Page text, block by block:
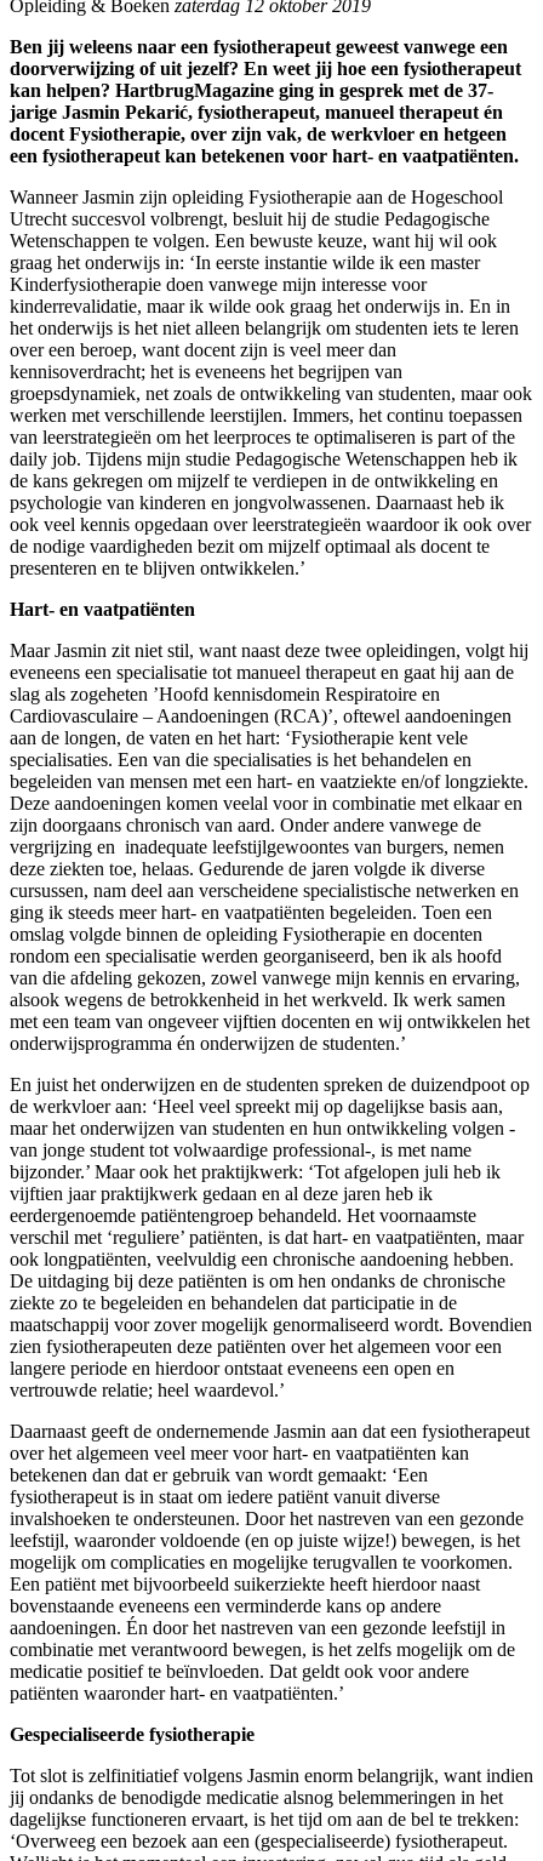
Opleiding & Boeken zaterdag 12 oktober 2019
Ben jij weleens naar een fysiotherapeut geweest vanwege een
doorverwijzing of uit jezelf? En weet jij hoe een fysiotherapeut
kan helpen? HartbrugMagazine ging in gesprek met de 37-
jarige Jasmin Pekarić, fysiotherapeut, manueel therapeut én
docent Fysiotherapie, over zijn vak, de werkvloer en hetgeen
een fysiotherapeut kan betekenen voor hart- en vaatpatiënten.
Wanneer Jasmin zijn opleiding Fysiotherapie aan de Hogeschool
Utrecht succesvol volbrengt, besluit hij de studie Pedagogische
Wetenschappen te volgen. Een bewuste keuze, want hij wil ook
graag het onderwijs in: ‘In eerste instantie wilde ik een master
Kinderfysiotherapie doen vanwege mijn interesse voor
kinderrevalidatie, maar ik wilde ook graag het onderwijs in. En in
het onderwijs is het niet alleen belangrijk om studenten iets te leren
over een beroep, want docent zijn is veel meer dan
kennisoverdracht; het is eveneens het begrijpen van
groepsdynamiek, net zoals de ontwikkeling van studenten, maar ook
werken met verschillende leerstijlen. Immers, het continu toepassen
van leerstrategieën om het leerproces te optimaliseren is part of the
daily job. Tijdens mijn studie Pedagogische Wetenschappen heb ik
de kans gekregen om mijzelf te verdiepen in de ontwikkeling en
psychologie van kinderen en jongvolwassenen. Daarnaast heb ik
ook veel kennis opgedaan over leerstrategieën waardoor ik ook over
de nodige vaardigheden bezit om mijzelf optimaal als docent te
presenteren en te blijven ontwikkelen.’
Hart- en vaatpatiënten
Maar Jasmin zit niet stil, want naast deze twee opleidingen, volgt hij
eveneens een specialisatie tot manueel therapeut en gaat hij aan de
slag als zogeheten ’Hoofd kennisdomein Respiratoire en
Cardiovasculaire – Aandoeningen (RCA)’, oftewel aandoeningen
aan de longen, de vaten en het hart: ‘Fysiotherapie kent vele
specialisaties. Een van die specialisaties is het behandelen en
begeleiden van mensen met een hart- en vaatziekte en/of longziekte.
Deze aandoeningen komen veelal voor in combinatie met elkaar en
zijn doorgaans chronisch van aard. Onder andere vanwege de
vergrijzing en inadequate leefstijlgewoontes van burgers, nemen
deze ziekten toe, helaas. Gedurende de jaren volgde ik diverse
cursussen, nam deel aan verscheidene specialistische netwerken en
ging ik steeds meer hart- en vaatpatiënten begeleiden. Toen een
omslag volgde binnen de opleiding Fysiotherapie en docenten
rondom een specialisatie werden georganiseerd, ben ik als hoofd
van die afdeling gekozen, zowel vanwege mijn kennis en ervaring,
alsook wegens de betrokkenheid in het werkveld. Ik werk samen
met een team van ongeveer vijftien docenten en wij ontwikkelen het
onderwijsprogramma én onderwijzen de studenten.’
En juist het onderwijzen en de studenten spreken de duizendpoot op
de werkvloer aan: ‘Heel veel spreekt mij op dagelijkse basis aan,
maar het onderwijzen van studenten en hun ontwikkeling volgen -
van jonge student tot volwaardige professional-, is met name
bijzonder.’ Maar ook het praktijkwerk: ‘Tot afgelopen juli heb ik
vijftien jaar praktijkwerk gedaan en al deze jaren heb ik
eerdergenoemde patiëntengroep behandeld. Het voornaamste
verschil met ‘reguliere’ patiënten, is dat hart- en vaatpatiënten, maar
ook longpatiënten, veelvuldig een chronische aandoening hebben.
De uitdaging bij deze patiënten is om hen ondanks de chronische
ziekte zo te begeleiden en behandelen dat participatie in de
maatschappij voor zover mogelijk genormaliseerd wordt. Bovendien
zien fysiotherapeuten deze patiënten over het algemeen voor een
langere periode en hierdoor ontstaat eveneens een open en
vertrouwde relatie; heel waardevol.’
Daarnaast geeft de ondernemende Jasmin aan dat een fysiotherapeut
over het algemeen veel meer voor hart- en vaatpatiënten kan
betekenen dan dat er gebruik van wordt gemaakt: ‘Een
fysiotherapeut is in staat om iedere patiënt vanuit diverse
invalshoeken te ondersteunen. Door het nastreven van een gezonde
leefstijl, waaronder voldoende (en op juiste wijze!) bewegen, is het
mogelijk om complicaties en mogelijke terugvallen te voorkomen.
Een patiënt met bijvoorbeeld suikerziekte heeft hierdoor naast
bovenstaande eveneens een verminderde kans op andere
aandoeningen. Én door het nastreven van een gezonde leefstijl in
combinatie met verantwoord bewegen, is het zelfs mogelijk om de
medicatie positief te beïnvloeden. Dat geldt ook voor andere
patiënten waaronder hart- en vaatpatiënten.’
Gespecialiseerde fysiotherapie
Tot slot is zelfinitiatief volgens Jasmin enorm belangrijk, want indien
jij ondanks de benodigde medicatie alsnog belemmeringen in het
dagelijkse functioneren ervaart, is het tijd om aan de bel te trekken:
‘Overweeg een bezoek aan een (gespecialiseerde) fysiotherapeut.